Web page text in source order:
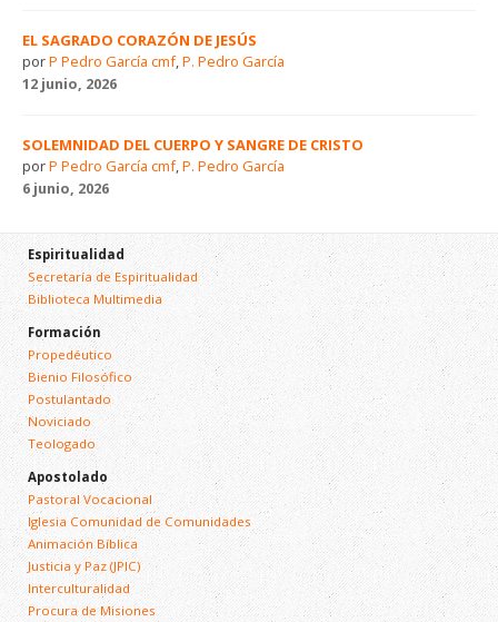
EL SAGRADO CORAZÓN DE JESÚS
porP Pedro García cmf,P. Pedro García
12 junio, 2026
SOLEMNIDAD DEL CUERPO Y SANGRE DE CRISTO
porP Pedro García cmf,P. Pedro García
6 junio, 2026
Espiritualidad
Secretaría de Espiritualidad
Biblioteca Multimedia
Formación
Propedéutico
Bienio Filosófico
Postulantado
Noviciado
Teologado
Apostolado
Pastoral Vocacional
Iglesia Comunidad de Comunidades
Animación Bíblica
Justicia y Paz (JPIC)
Interculturalidad
Procura de Misiones